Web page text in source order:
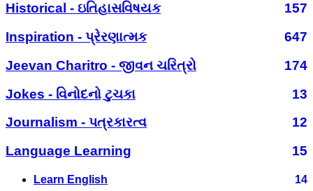
Historical - ઇતિહાસવિષયક
157
Inspiration - પ્રેરણાત્મક
647
Jeevan Charitro - જીવન ચરિત્રો
174
Jokes - વિનોદનો ટુચકા
13
Journalism - પત્રકારત્વ
12
Language Learning
15
Learn English 14